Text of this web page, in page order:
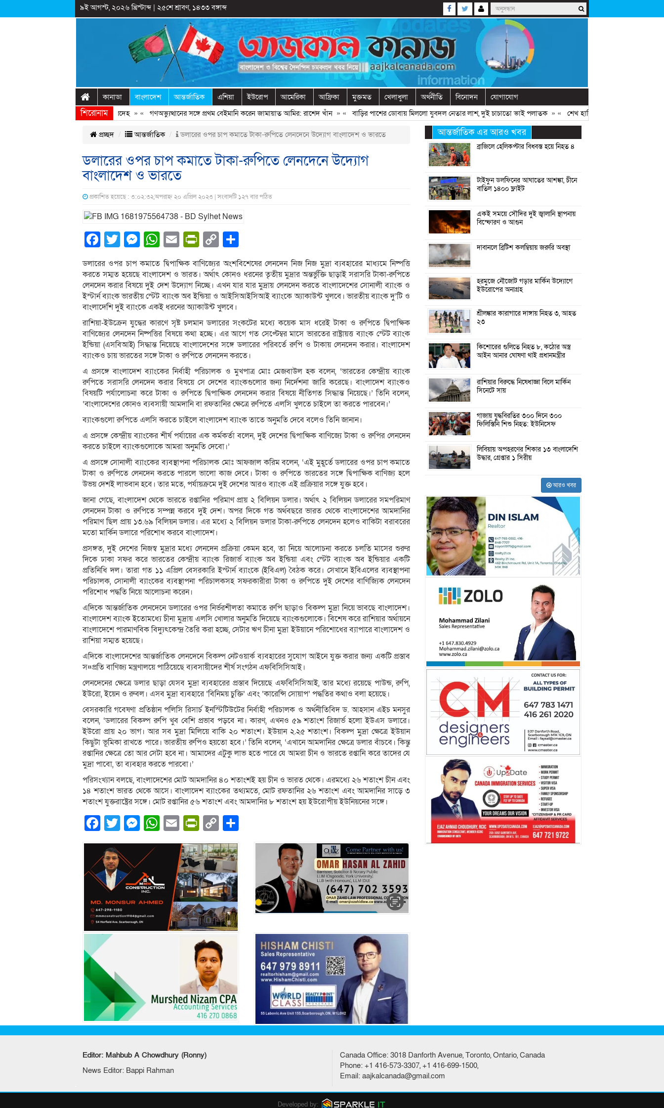
৯ই আগস্ট, ২০২৬ খ্রিস্টাব্দ| ২৫শে শ্রাবণ, ১৪৩৩ বঙ্গাব্দ
কানাডা বাংলাদেশ আন্তর্জাতিক এশিয়া ইউরোপ আমেরিকা আফ্রিকা মুক্তমত খেলাধুলা অর্থনীতি বিনোদন যোগাযোগ
শিরোনাম
শহীদ মিনারে ঝুলছিল কিশোরের মরদেহ » « গণঅভ্যুত্থানের সঙ্গে প্রথম বেইমানি করেন জামায়াত আমির: রাশেদ খাঁন» « বাড়ির পাশের ডোবায় মিললো যুবদল নেতার লাশ, দুই চাচাতো ভাই পলাতক» « শেখ হাসিনাকে ফিরিয়ে আনতে দেরি হচ্ছে
প্রচ্ছদ আন্তর্জাতিক ডলারের ওপর চাপ কমাতে টাকা-রুপিতে লেনদেনে উদ্যোগ বাংলাদেশ ও ভারতে
ডলারের ওপর চাপ কমাতে টাকা-রুপিতে লেনদেনে উদ্যোগ
বাংলাদেশ ও ভারতে
প্রকাশিত হয়েছে : ৩:০২:৩২,অপরাহ্ন ২০ এপ্রিল ২০২৩ | সংবাদটি ১২৭ বার পঠিত
Facebook
Twitter
Messenger
WhatsApp
EmailPrintFriendly
Copy
Link
ডলারের ওপর চাপ কমাতে দ্বিপাক্ষিক বাণিজ্যের অংশবিশেষের লেনদেন নিজ নিজ মুদ্রা ব্যবহারের মাধ্যমে নিষ্পত্তি
করতে সম্মত হয়েছে বাংলাদেশ ও ভারত। অর্থাৎ কোনও ধরনের তৃতীয় মুদ্রার অন্তর্ভুক্তি ছাড়াই সরাসরি টাকা-রুপিতে
লেনদেন করার বিষয়ে দুই দেশ উদ্যোগ নিচ্ছে। এখন যার যার মুদ্রায় লেনদেন করতে বাংলাদেশের সোনালী ব্যাংক ও
ইস্টার্ন ব্যাংক ভারতীয় স্টেট ব্যাংক অব ইন্ডিয়া ও আইসিআইসিআই ব্যাংকে অ্যাকাউন্ট খুলবে। ভারতীয় ব্যাংক দু’টি ও
বাংলাদেশি দুই ব্যাংকে একই ধরনের অ্যাকাউন্ট খুলবে।
রাশিয়া-ইউক্রেন যুদ্ধের কারণে সৃষ্ট চলমান ডলারের সংকটের মধ্যে কয়েক মাস ধরেই টাকা ও রুপিতে দ্বিপাক্ষিক
বাণিজ্যের লেনদেন নিষ্পত্তির বিষয়ে কথা হচ্ছে। এর আগে গত সেপ্টেম্বর মাসে ভারতের রাষ্ট্রায়ত্ত ব্যাংক স্টেট ব্যাংক
ইন্ডিয়া (এসবিআই) সিদ্ধান্ত নিয়েছে বাংলাদেশের সঙ্গে ডলারের পরিবর্তে রুপি ও টাকায় লেনদেন করার। বাংলাদেশ
ব্যাংকও চায় ভারতের সঙ্গে টাকা ও রুপিতে লেনদেন করতে।
এ প্রসঙ্গে বাংলাদেশ ব্যাংকের নির্বাহী পরিচালক ও মুখপাত্র মোঃ মেজবাউল হক বলেন, ‘ভারতের কেন্দ্রীয় ব্যাংক
রুপিতে সরাসরি লেনদেন করার বিষয়ে সে দেশের ব্যাংকগুলোর জন্য নির্দেশনা জারি করেছে। বাংলাদেশ ব্যাংকও
বিষয়টি পর্যালোচনা করে টাকা ও রুপিতে দ্বিপাক্ষিক লেনদেন করার বিষয়ে নীতিগত সিদ্ধান্ত নিয়েছে।’ তিনি বলেন,
‘বাংলাদেশের কোনও ব্যবসায়ী আমদানি বা রফতানির ক্ষেত্রে রুপিতে এলসি খুলতে চাইলে তা করতে পারবেন।’
ব্যাংকগুলো রুপিতে এলসি করতে চাইলে বাংলাদেশ ব্যাংক তাতে অনুমতি দেবে বলেও তিনি জানান।
এ প্রসঙ্গে কেন্দ্রীয় ব্যাংকের শীর্ষ পর্যায়ের এক কর্মকর্তা বলেন, দুই দেশের দ্বিপাক্ষিক বাণিজ্যে টাকা ও রুপির লেনদেন
করতে চাইলে ব্যাংকগুলোকে আমরা অনুমতি দেবো।’
এ প্রসঙ্গে সোনালী ব্যাংকের ব্যবস্থাপনা পরিচালক মোঃ আফজাল করিম বলেন, ‘এই মুহূর্তে ডলারের ওপর চাপ কমাতে
টাকা ও রুপিতে লেনদেন করতে পারলে ভালো কাজ দেবে। টাকা ও রুপিতে ভারতের সঙ্গে দ্বিপাক্ষিক বাণিজ্য হলে
উভয় দেশই লাভবান হবে। তার মতে, পর্যায়ক্রমে দুই দেশের আরও ব্যাংক এই প্রক্রিয়ার সঙ্গে যুক্ত হবে।
জানা গেছে, বাংলাদেশ থেকে ভারতে রপ্তানির পরিমাণ প্রায় ২ বিলিয়ন ডলার। অর্থাৎ ২ বিলিয়ন ডলারের সমপরিমাণ
লেনদেন টাকা ও রুপিতে সম্পন্ন করবে দুই দেশ। অপর দিকে গত অর্থবছরে ভারত থেকে বাংলাদেশের আমদানির
পরিমাণ ছিল প্রায় ১৩.৬৯ বিলিয়ন ডলার। এর মধ্যে ২ বিলিয়ন ডলার টাকা-রুপিতে লেনদেন হলেও বাকিটা বরাবরের
মতো মার্কিন ডলারে পরিশোধ করবে বাংলাদেশ।
প্রসঙ্গত, দুই দেশের নিজস্ব মুদ্রার মধ্যে লেনদেন প্রক্রিয়া কেমন হবে, তা নিয়ে আলোচনা করতে চলতি মাসের শুরুর
দিকে ঢাকা সফর করে ভারতের কেন্দ্রীয় ব্যাংক রিজার্ভ ব্যাংক অব ইন্ডিয়া এবং স্টেট ব্যাংক অব ইন্ডিয়ার একটি
প্রতিনিধি দল। তারা গত ১১ এপ্রিল বেসরকারি ইস্টার্ন ব্যাংকে (ইবিএল) বৈঠক করে। সেখানে ইবিএলের ব্যবস্থাপনা
পরিচালক, সোনালী ব্যাংকের ব্যবস্থাপনা পরিচালকসহ সফরকারীরা টাকা ও রুপিতে দুই দেশের বাণিজ্যিক লেনদেন
পরিশোধ পদ্ধতি নিয়ে আলোচনা করেন।
এদিকে আন্তর্জাতিক লেনদেনে ডলারের ওপর নির্ভরশীলতা কমাতে রুপি ছাড়াও বিকল্প মুদ্রা নিয়ে ভাবছে বাংলাদেশ।
বাংলাদেশ ব্যাংক ইতোমধ্যে চীনা মুদ্রায় এলসি খোলার অনুমতি দিয়েছে ব্যাংকগুলোকে। বিশেষ করে রাশিয়ার অর্থায়নে
বাংলাদেশে পারমাণবিক বিদ্যুৎকেন্দ্র তৈরি করা হচ্ছে, সেটার ঋণ চীনা মুদ্রা ইউয়ানে পরিশোধের ব্যাপারে বাংলাদেশ ও
রাশিয়া সম্মত হয়েছে।
এদিকে বাংলাদেশের আন্তর্জাতিক লেনদেনে বিকল্প নেটওয়ার্ক ব্যবহারের সুযোগ আইনে যুক্ত করার জন্য একটি প্রস্তাব
স¤প্রতি বাণিজ্য মন্ত্রণালয়ে পাঠিয়েছে ব্যবসায়ীদের শীর্ষ সংগঠন এফবিসিসিআই।
লেনদেনের ক্ষেত্রে ডলার ছাড়া যেসব মুদ্রা ব্যবহারের প্রস্তাব দিয়েছে এফবিসিসিআই, তার মধ্যে রয়েছে পাউন্ড, রুপি,
ইউরো, ইয়েন ও রুবল। এসব মুদ্রা ব্যবহারে ‘বিনিময় চুক্তি’ এবং ‘কারেন্সি সোয়াপ’ পদ্ধতির কথাও বলা হয়েছে।
বেসরকারি গবেষণা প্রতিষ্ঠান পলিসি রিসার্চ ইনস্টিটিউটের নির্বাহী পরিচালক ও অর্থনীতিবিদ ড. আহসান এইচ মনসুর
বলেন, ‘ডলারের বিকল্প রুপি খুব বেশি প্রভাব পড়বে না। কারণ, এখনও ৫৯ শতাংশ রিজার্ভ হলো ইউএস ডলারে।
ইউরো প্রায় ২০ ভাগ। আর সব মুদ্রা মিলিয়ে বাকি ২০ শতাংশ। ইউয়ান ২.২৫ শতাংশ। বিকল্প মুদ্রা ক্ষেত্রে ইউয়ান
কিছুটা ভূমিকা রাখতে পারে। ভারতীয় রুপিও হয়তো হবে।’ তিনি বলেন, ‘এখানে আমদানির ক্ষেত্রে ডলার বাঁচবে। কিন্তু
রপ্তানির ক্ষেত্রে তো আর সেটা হবে না। আমাদের এটুকু লাভ হতে পারে যে আমরা চীন ও ভারতে রপ্তানি করে তাদের যে
মুদ্রা পাবো, তা ব্যবহার করতে পারবো।’
পরিসংখ্যান বলছে, বাংলাদেশের মোট আমদানির ৪০ শতাংশই হয় চীন ও ভারত থেকে। এরমধ্যে ২৬ শতাংশ চীন এবং
১৪ শতাংশ ভারত থেকে আসে। বাংলাদেশ ব্যাংকের তথ্যমতে, মোট রফতানির ২৬ শতাংশ এবং আমদানির সাড়ে ৩
শতাংশ যুক্তরাষ্ট্রের সঙ্গে। মোট রপ্তানির ৫৬ শতাংশ এবং আমদানির ৮ শতাংশ হয় ইউরোপীয় ইউনিয়নের সঙ্গে।
Facebook
Twitter
Messenger
WhatsApp
EmailPrintFriendly
Copy
Link
আন্তর্জাতিক এর আরও খবর
ব্রাজিলে হেলিকপ্টার বিধ্বস্ত হয়ে নিহত ৪
টাইফুন ডলফিনের আঘাতের আশঙ্কা, চীনে
বাতিল ১৪০০ ফ্লাইট
একই সময়ে সৌদির দুই জ্বালানি স্থাপনায়
বিস্ফোরণ ও আগুন
দাবানলে ব্রিটিশ কলম্বিয়ায় জরুরি অবস্থা
হরমুজে নৌজোট গড়ার মার্কিন উদ্যোগে
ইউরোপের অনাগ্রহ
শ্রীলঙ্কার কারাগারে দাঙ্গায় নিহত ৩, আহত
২৩
কিশোরের গুলিতে নিহত ৮, কঠোর অস্ত্র
আইন আনার ঘোষণা থাই প্রধানমন্ত্রীর
রাশিয়ার বিরুদ্ধে নিষেধাজ্ঞা বিলে মার্কিন
সিনেটে সায়
গাজায় যুদ্ধবিরতির ৩০০ দিনে ৩০০
ফিলিস্তিনি শিশু নিহত: ইউনিসেফ
লিবিয়ায় অপহরণের শিকার ১৩ বাংলাদেশি
উদ্ধার, গ্রেপ্তার ১ সিরীয়
আরও খবর
Editor: Mahbub A Chowdhury (Ronny)
News Editor: Bappi Rahman
Canada Office: 3018 Danforth Avenue, Toronto, Ontario, Canada
Phone: +1 416-573-3307, +1 416-699-1500,
Email: aajkalcanada@gmail.com
Developed by: